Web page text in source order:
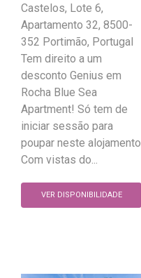
Castelos, Lote 6,
Apartamento 32, 8500-
352 Portimão, Portugal
Tem direito a um
desconto Genius em
Rocha Blue Sea
Apartment! Só tem de
iniciar sessão para
poupar neste alojamento.
Com vistas do...
VER DISPONIBILIDADE